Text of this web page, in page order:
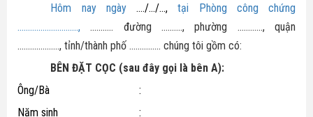
Đất nền Bảo Lộc
Đất nền Long An
Đất nền Tây Ninh
Căn hộ - nhà phố
Thiết kế website
Tuyển dụng tài xế Xanh SM
Hô trợ tài chính
Nhà ở xã hội Bình Dương
Chủ đầu tư uy tín
Thông tin quy hoạch
Liên hệ
Tuyển dụng
Hôm nay ngày..../.../...,
tại Phòng công chứng
.............................,........... đường .........., phường ............, quận
...................., tỉnh/thành phố ............... chúng tôi gồm có:
BÊN ĐẶT CỌC (sau đây gọi là bên A):
Ông/Bà
:
Năm sinh
: